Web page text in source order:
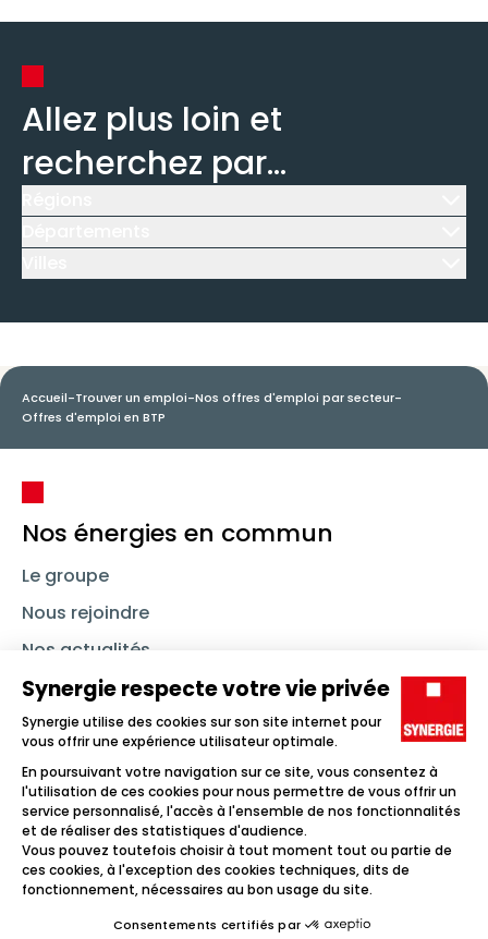
Allez plus loin et
recherchez par...
Accueil-Trouver un emploi-Nos offres d'emploi par secteur-
Offres d'emploi en BTP
Nos énergies en commun
Le groupe
Nous rejoindre
Nos actualités
Nous contacter
Linkedin SynergieInstagramTikTok Youtube
Trouver un emploi
Icône d'illustration
Candidats
Icône d'illustration
Icône d'illustration